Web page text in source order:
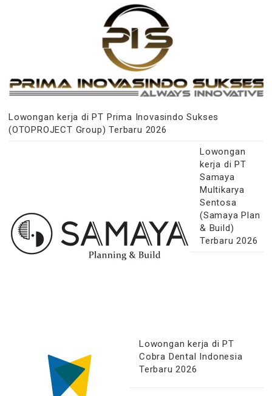
Lowongan kerja di PT Prima Inovasindo Sukses
(OTOPROJECT Group) Terbaru 2026
Lowongan
kerja di PT
Samaya
Multikarya
Sentosa
(Samaya Plan
& Build)
Terbaru 2026
Lowongan kerja di PT
Cobra Dental Indonesia
Terbaru 2026